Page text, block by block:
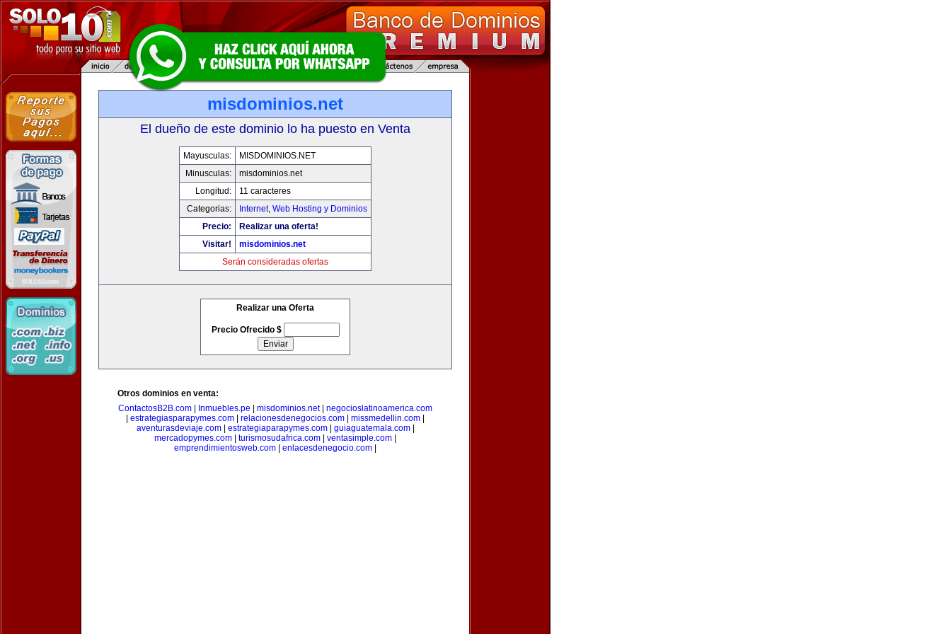
misdominios.net
El dueño de este dominio lo ha puesto en Venta
Mayusculas:
MISDOMINIOS.NET
Minusculas:
misdominios.net
Longitud:
11 caracteres
Categorias:
Internet, Web Hosting y Dominios
Precio:
Realizar una oferta!
Visitar!
misdominios.net
Serán consideradas ofertas
Realizar una Oferta
Precio Ofrecido $
Otros dominios en venta:
ContactosB2B.com
Inmuebles.pe misdominios.net| negocioslatinoamerica.com
estrategiasparapymes.com relacionesdenegocios.com missmedellin.com
aventurasdeviaje.com| estrategiaparapymes.com| guiaguatemala.com|
mercadopymes.com
turismosudafrica.com ventasimple.com
emprendimientosweb.com
enlacesdenegocio.com